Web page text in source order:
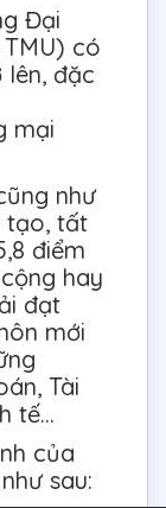
Đại
có
lên, đặc
mại
như
tạo, tất
điểm
hay
đạt
mới
Tài
tế...
của
sau: